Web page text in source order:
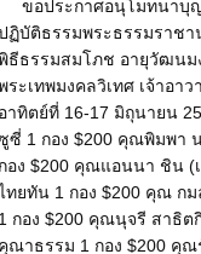
ขอประกาศอนุโมทนาบุ
ฏิบัติธรรมพระธรรมราชา
ธีธรรมสมโภช อายุวัฒนม
ระเทพมงคลวิเทศ เจ้าอา
อาทิตย์ที่ 16-17 มิถุนายน
ซี่ 1 กอง $200 คุณพิมพา
กอง $200 คุณแอนนา ชิน
ทยทัน 1 กอง $200 คุณ ก
1 กอง $200 คุณนุจรี สาธิ
คุณาธรรม 1 กอง $200 คุ